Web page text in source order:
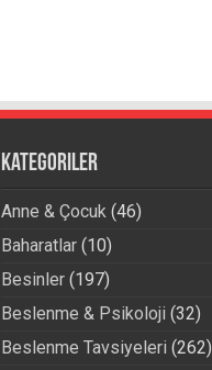
Kategoriler
Anne & Çocuk(46)
Baharatlar(10)
Besinler(197)
Beslenme & Psikoloji (32)
Beslenme Tavsiyeleri (262)